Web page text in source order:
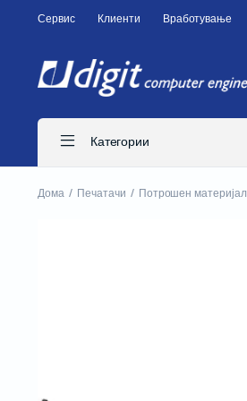
Сервис Клиенти Вработување
Категории
Дома Печатачи Потрошен материјал